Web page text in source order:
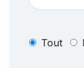
Tout